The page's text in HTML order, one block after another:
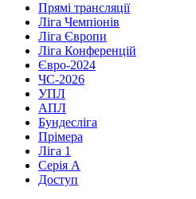
Прямі трансляції
Ліга Чемпіонів
Ліга Європи
Ліга Конференцій
Євро-2024
ЧС-2026
УПЛ
АПЛ
Бундесліга
Прімера
Ліга 1
Серія А
Доступ